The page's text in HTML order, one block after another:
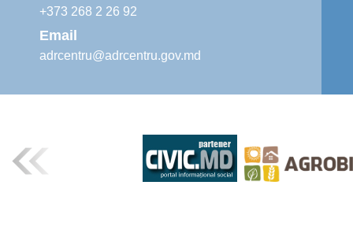
+373 268 2 26 92
Email
adrcentru@adrcentru.gov.md